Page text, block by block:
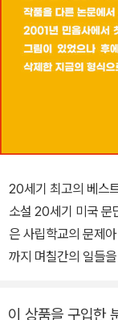
20세기 최고의 베스
소설 20세기 미국 문
은 사립학교의 문제
까지 며칠간의 일들
이 상품을 구입한